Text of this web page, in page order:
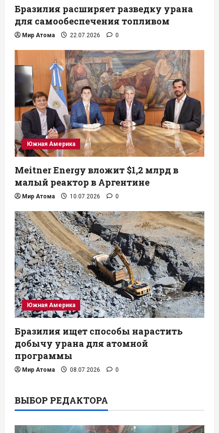
Бразилия расширяет разведку урана
для самообеспечения топливом
Мир Атома 22.07.2026 0
Южная Америка
Meitner Energy вложит $1,2 млрд в
малый реактор в Аргентине
Мир Атома 10.07.2026 0
Южная Америка
Бразилия ищет способы нарастить
добычу урана для атомной
программы
Мир Атома 08.07.2026 0
ВЫБОР РЕДАКТОРА